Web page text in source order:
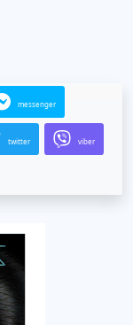
messenger
twitter viber